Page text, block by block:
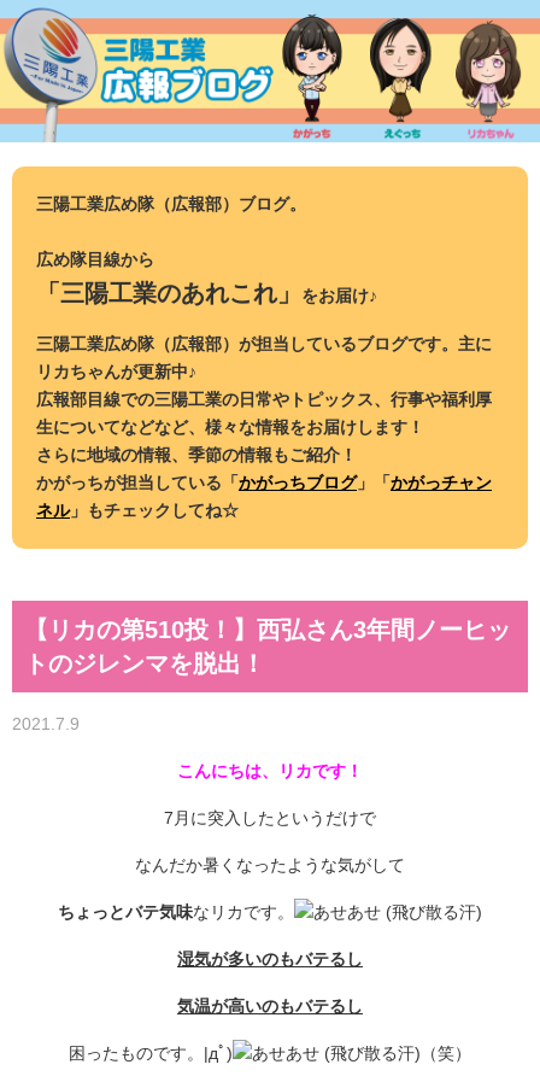
ン
テ
ツ
三陽工業広め隊（広報部）ブログ。
広め隊目線から
「三陽工業のあれこれ」 をお届け♪
三陽工業広め隊（広報部）が担当しているブログです。主に
リカちゃんが更新中♪
広報部目線での三陽工業の日常やトピックス、行事や福利厚
生についてなどなど、様々な情報をお届けします！
さらに地域の情報、季節の情報もご紹介！
かがっちが担当している「かがっちブログ」「かがっチャン
ネル」もチェックしてね☆
【リカの第510投！】西弘さん3年間ノーヒッ
トのジレンマを脱出！
2021.7.9
こんにちは、リカです！
7月に突入したというだけで
なんだか暑くなったような気がして
ちょっとバテ気味なリカです。
湿気が多いのもバテるし
気温が高いのもバテるし
困ったものです。|дﾟ) （笑）